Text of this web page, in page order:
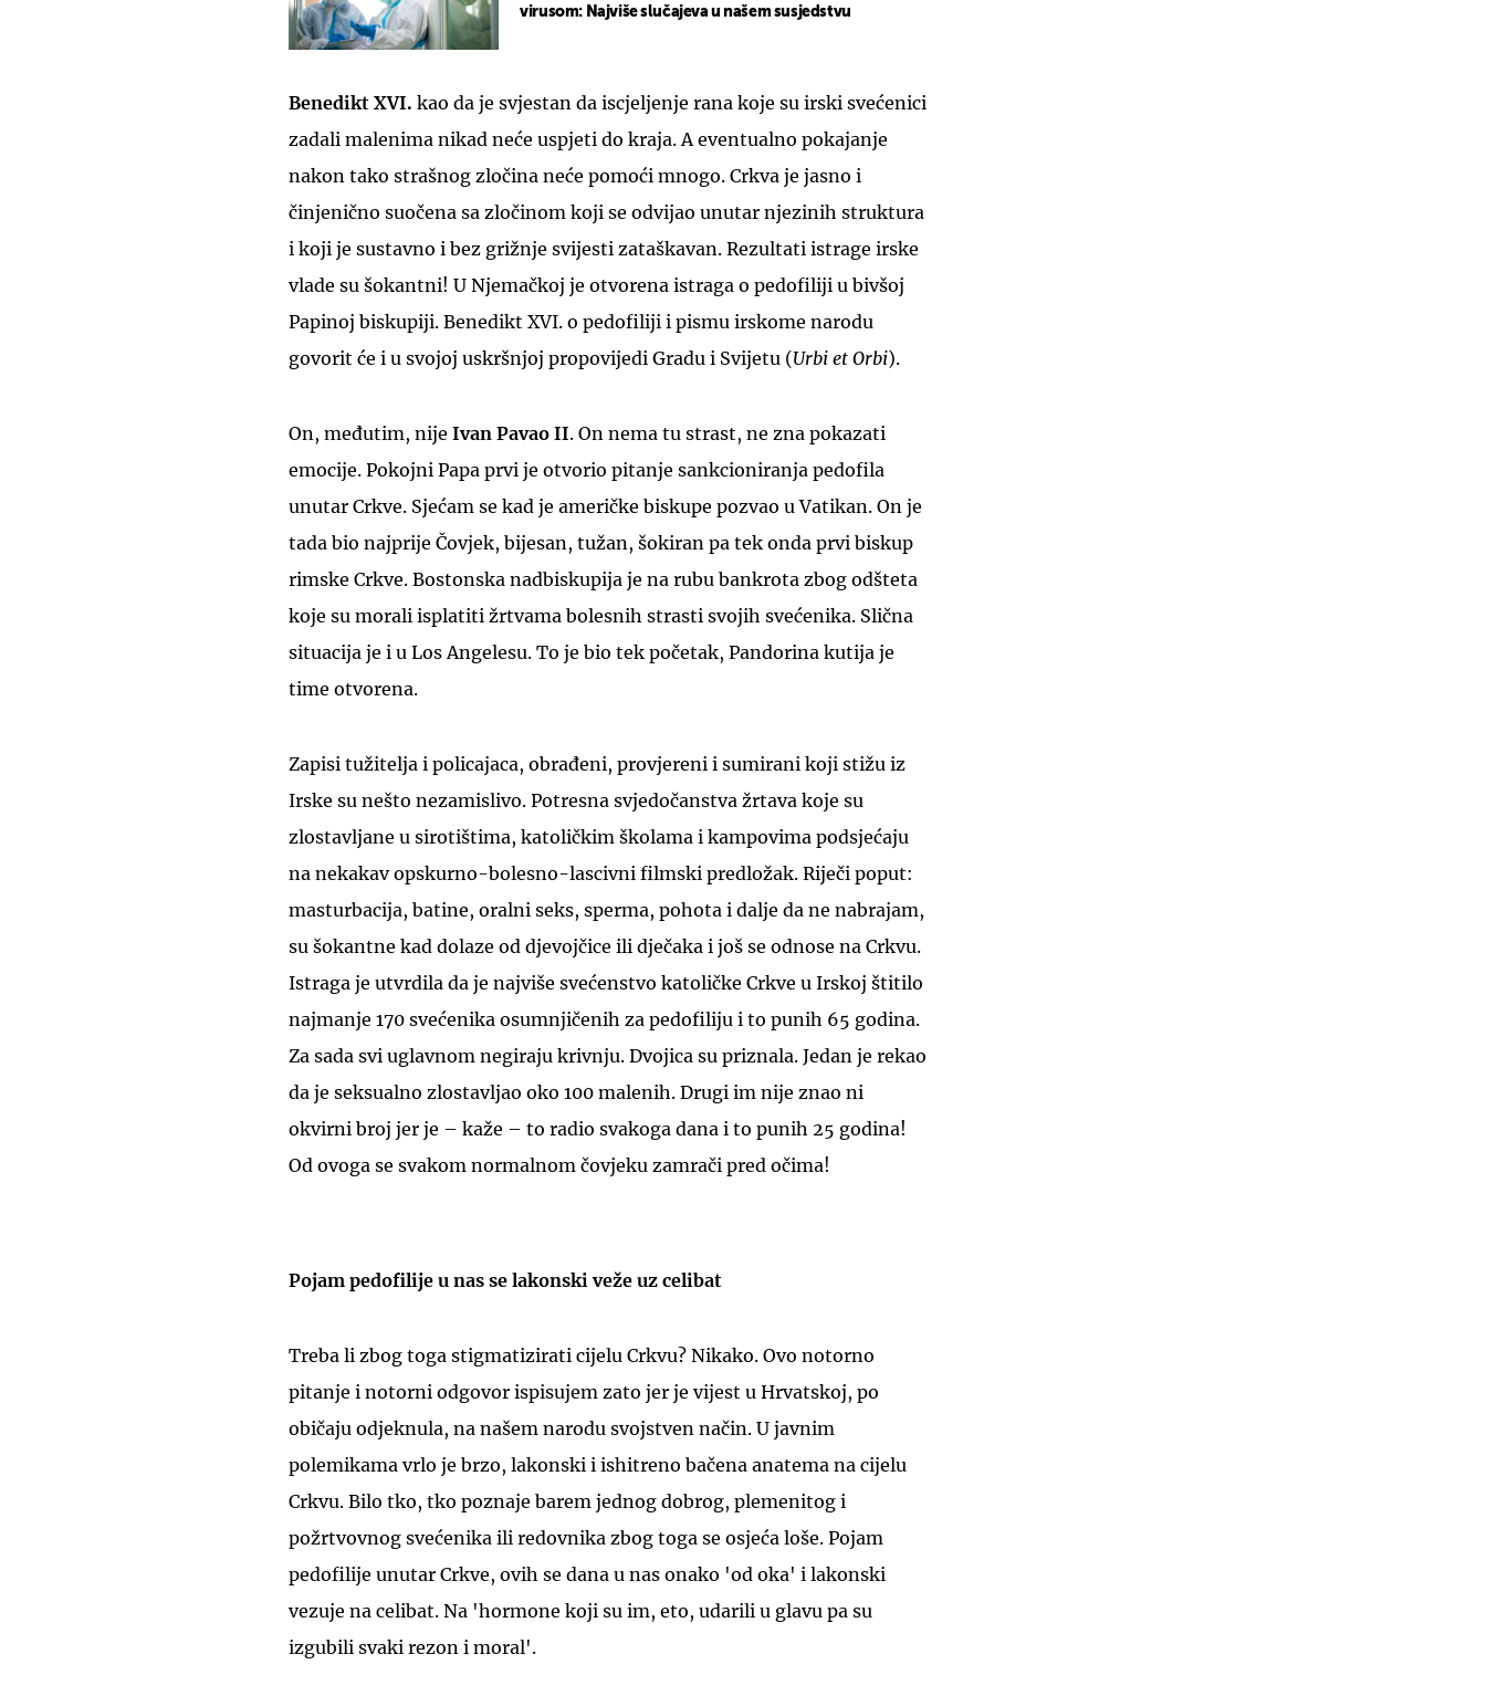
virusom: Najviše slučajeva u našem susjedstvu
Benedikt XVI. kao da je svjestan da iscjeljenje rana koje su irski svećenici
zadali malenima nikad neće uspjeti do kraja. A eventualno pokajanje
nakon tako strašnog zločina neće pomoći mnogo. Crkva je jasno i
činjenično suočena sa zločinom koji se odvijao unutar njezinih struktura
i koji je sustavno i bez grižnje svijesti zataškavan. Rezultati istrage irske
vlade su šokantni! U Njemačkoj je otvorena istraga o pedofiliji u bivšoj
Papinoj biskupiji. Benedikt XVI. o pedofiliji i pismu irskome narodu
govorit će i u svojoj uskršnjoj propovijedi Gradu i Svijetu (Urbi et Orbi).
On, međutim, nije Ivan Pavao II. On nema tu strast, ne zna pokazati
emocije. Pokojni Papa prvi je otvorio pitanje sankcioniranja pedofila
unutar Crkve. Sjećam se kad je američke biskupe pozvao u Vatikan. On je
tada bio najprije Čovjek, bijesan, tužan, šokiran pa tek onda prvi biskup
rimske Crkve. Bostonska nadbiskupija je na rubu bankrota zbog odšteta
koje su morali isplatiti žrtvama bolesnih strasti svojih svećenika. Slična
situacija je i u Los Angelesu. To je bio tek početak, Pandorina kutija je
time otvorena.
Zapisi tužitelja i policajaca, obrađeni, provjereni i sumirani koji stižu iz
Irske su nešto nezamislivo. Potresna svjedočanstva žrtava koje su
zlostavljane u sirotištima, katoličkim školama i kampovima podsjećaju
na nekakav opskurno-bolesno-lascivni filmski predložak. Riječi poput:
masturbacija, batine, oralni seks, sperma, pohota i dalje da ne nabrajam,
su šokantne kad dolaze od djevojčice ili dječaka i još se odnose na Crkvu.
Istraga je utvrdila da je najviše svećenstvo katoličke Crkve u Irskoj štitilo
najmanje 170 svećenika osumnjičenih za pedofiliju i to punih 65 godina.
Za sada svi uglavnom negiraju krivnju. Dvojica su priznala. Jedan je rekao
da je seksualno zlostavljao oko 100 malenih. Drugi im nije znao ni
okvirni broj jer je – kaže – to radio svakoga dana i to punih 25 godina!
Od ovoga se svakom normalnom čovjeku zamrači pred očima!
Pojam pedofilije u nas se lakonski veže uz celibat
Treba li zbog toga stigmatizirati cijelu Crkvu? Nikako. Ovo notorno
pitanje i notorni odgovor ispisujem zato jer je vijest u Hrvatskoj, po
običaju odjeknula, na našem narodu svojstven način. U javnim
polemikama vrlo je brzo, lakonski i ishitreno bačena anatema na cijelu
Crkvu. Bilo tko, tko poznaje barem jednog dobrog, plemenitog i
požrtvovnog svećenika ili redovnika zbog toga se osjeća loše. Pojam
pedofilije unutar Crkve, ovih se dana u nas onako 'od oka' i lakonski
vezuje na celibat. Na 'hormone koji su im, eto, udarili u glavu pa su
izgubili svaki rezon i moral'.